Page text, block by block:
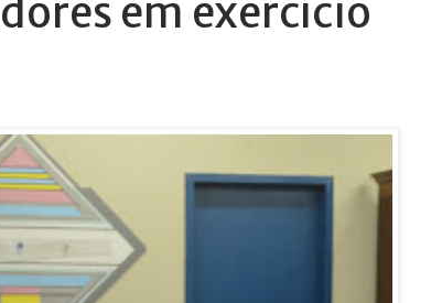
em exercício